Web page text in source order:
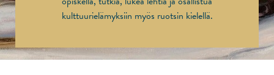
kulttuurielämyksiin myös ruotsin kielellä.